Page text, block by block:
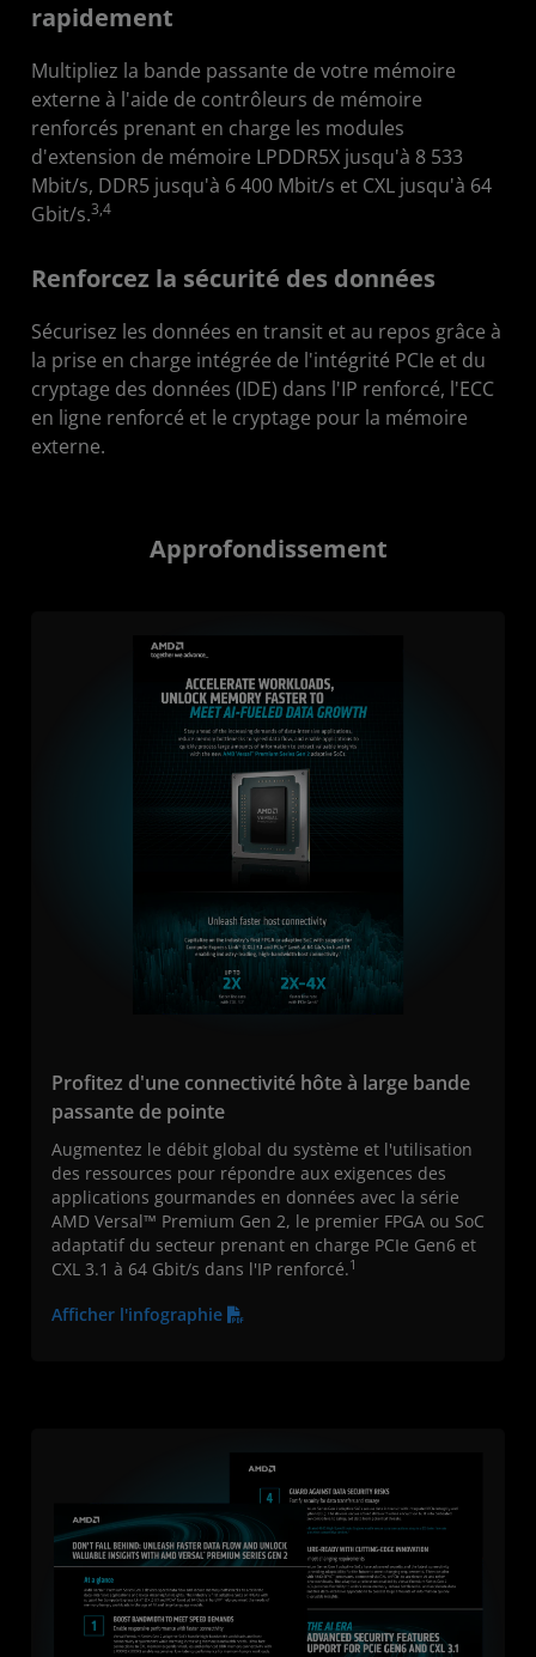
rapidement
Multipliez la bande passante de votre mémoire
externe à l'aide de contrôleurs de mémoire
renforcés prenant en charge les modules
d'extension de mémoire LPDDR5X jusqu'à 8 533
Mbit/s, DDR5 jusqu'à 6 400 Mbit/s et CXL jusqu'à 64
Gbit/s.3,4
Renforcez la sécurité des données
Sécurisez les données en transit et au repos grâce à
la prise en charge intégrée de l'intégrité PCIe et du
cryptage des données (IDE) dans l'IP renforcé, l'ECC
en ligne renforcé et le cryptage pour la mémoire
externe.
Approfondissement
Profitez d'une connectivité hôte à large bande
passante de pointe
Augmentez le débit global du système et l'utilisation
des ressources pour répondre aux exigences des
applications gourmandes en données avec la série
AMD Versal™ Premium Gen 2, le premier FPGA ou SoC
adaptatif du secteur prenant en charge PCIe Gen6 et
CXL 3.1 à 64 Gbit/s dans l'IP renforcé.1
Afficher l'infographie